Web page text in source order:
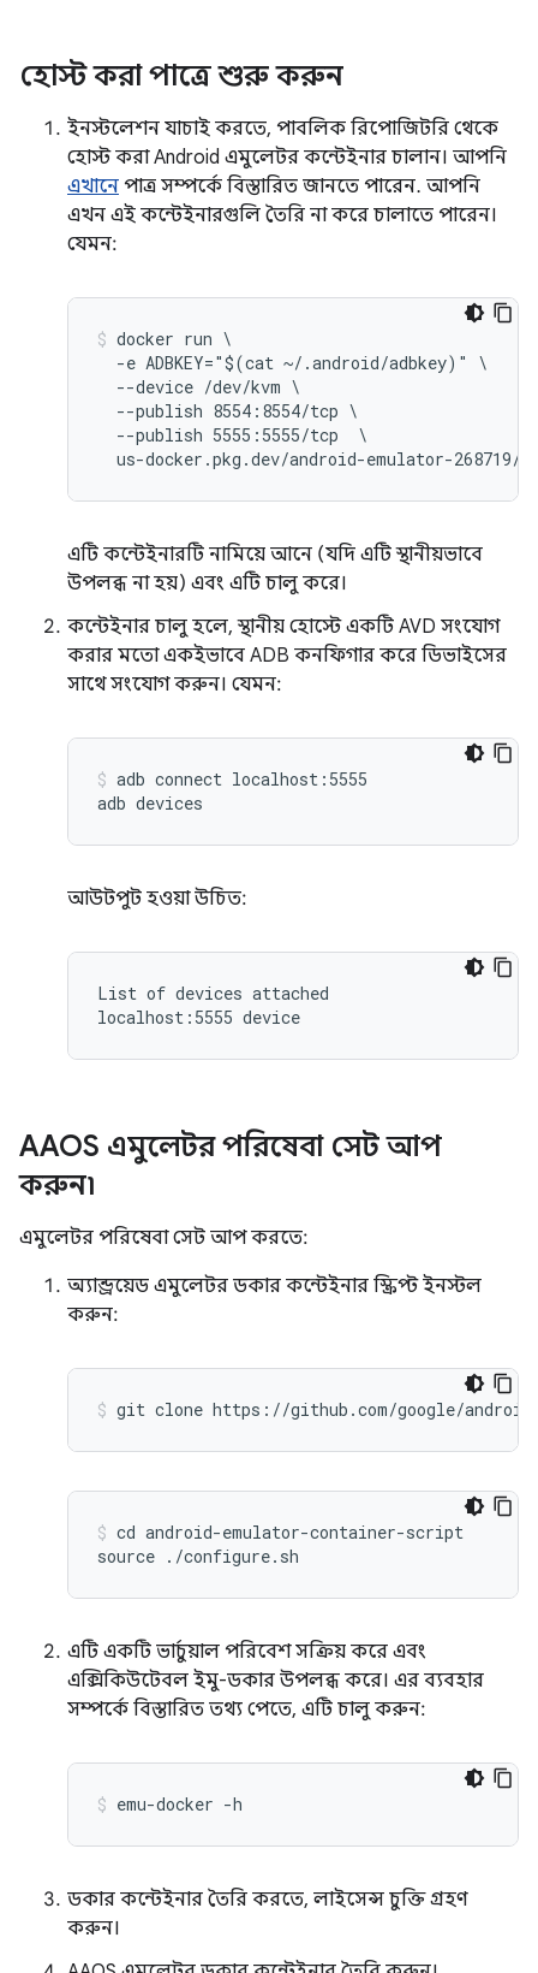
হোস্ট করা পাত্রে শুরু করুন
ইনস্টলেশন যাচাই করতে, পাবলিক রিপোজিটরি থেকে
হোস্ট করা Android এমুলেটর কন্টেইনার চালান। আপনি
এখানে পাত্র সম্পর্কে বিস্তারিত জানতে পারেন. আপনি
এখন এই কন্টেইনারগুলি তৈরি না করে চালাতে পারেন।
যেমন:
docker run \
  -e ADBKEY="$(cat ~/.android/adbkey)" \
  --device /dev/kvm \
  --publish 8554:8554/tcp \
  --publish 5555:5555/tcp  \
এটি কন্টেইনারটি নামিয়ে আনে (যদি এটি স্থানীয়ভাবে
উপলব্ধ না হয়) এবং এটি চালু করে।
কন্টেইনার চালু হলে, স্থানীয় হোস্টে একটি AVD সংযোগ
করার মতো একইভাবে ADB কনফিগার করে ডিভাইসের
সাথে সংযোগ করুন। যেমন:
adb connect localhost:5555
আউটপুট হওয়া উচিত:
List of devices attached
localhost:5555 device
AAOS এমুলেটর পরিষেবা সেট আপ
করুন৷
এমুলেটর পরিষেবা সেট আপ করতে:
অ্যান্ড্রয়েড এমুলেটর ডকার কন্টেইনার স্ক্রিপ্ট ইনস্টল
করুন:
cd android-emulator-container-script
এটি একটি ভার্চুয়াল পরিবেশ সক্রিয় করে এবং
এক্সিকিউটেবল ইমু-ডকার উপলব্ধ করে। এর ব্যবহার
সম্পর্কে বিস্তারিত তথ্য পেতে, এটি চালু করুন:
ডকার কন্টেইনার তৈরি করতে, লাইসেন্স চুক্তি গ্রহণ
করুন।